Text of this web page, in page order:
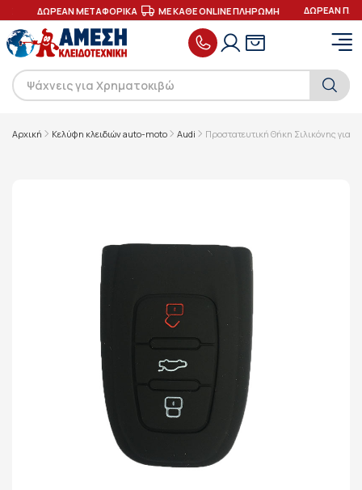
ΔΩΡΕΑΝ ΜΕΤΑΦΟΡΙΚΑ ΜΕ ΚΑΘΕ ONLINE ΠΛΗΡΩΜΗ ΔΩΡΕΑΝ
Αρχική Κελύφη κλειδιών auto-moto Audi Προστατευτική Θήκη Σιλικόνης για